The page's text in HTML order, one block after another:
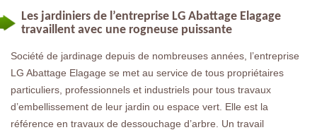
Les jardiniers de l’entreprise LG Abattage Elagage
travaillent avec une rogneuse puissante
Société de jardinage depuis de nombreuses années, l’entreprise
LG Abattage Elagage se met au service de tous propriétaires
particuliers, professionnels et industriels pour tous travaux
d’embellissement de leur jardin ou espace vert. Elle est la
référence en travaux de dessouchage d’arbre. Un travail